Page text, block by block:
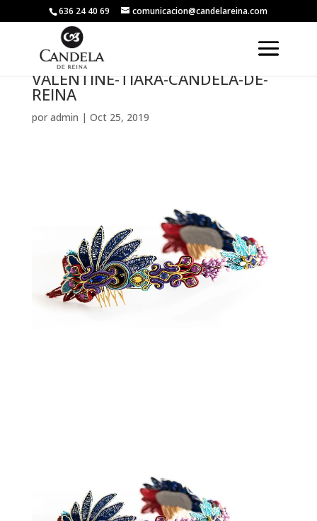
636 24 40 69 comunicacion@candelareina.com
VALENTINE-TIARA-CANDELA-DE-
REINA
por admin | Oct 25, 2019